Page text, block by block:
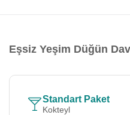
Eşsiz Yeşim Düğün
Standart Paket
Kokteyl